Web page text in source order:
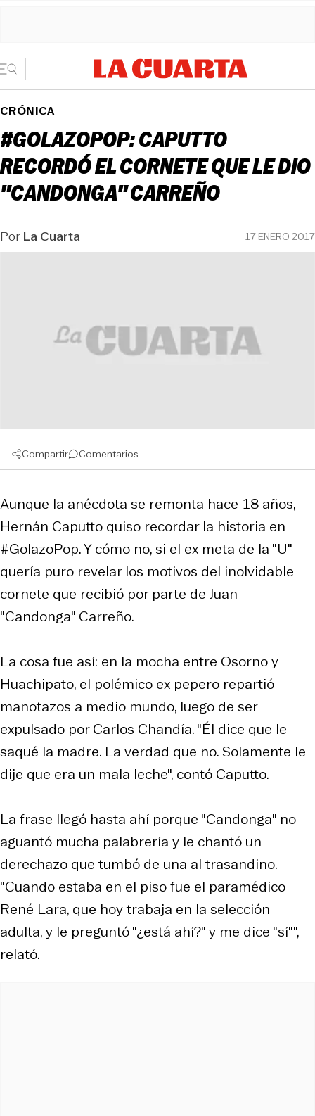
CRÓNICA
#GOLAZOPOP: CAPUTTO
RECORDÓ EL CORNETE QUE LE DIO
"CANDONGA" CARREÑO
PorLa Cuarta 17 ENERO 2017
Compartir Comentarios
Aunque la anécdota se remonta hace 18 años,
Hernán Caputto quiso recordar la historia en
#GolazoPop. Y cómo no, si el ex meta de la "U"
quería puro revelar los motivos del inolvidable
cornete que recibió por parte de Juan
"Candonga" Carreño.
La cosa fue así: en la mocha entre Osorno y
Huachipato, el polémico ex pepero repartió
manotazos a medio mundo, luego de ser
expulsado por Carlos Chandía. "Él dice que le
saqué la madre. La verdad que no. Solamente le
dije que era un mala leche", contó Caputto.
La frase llegó hasta ahí porque "Candonga" no
aguantó mucha palabrería y le chantó un
derechazo que tumbó de una al trasandino.
"Cuando estaba en el piso fue el paramédico
René Lara, que hoy trabaja en la selección
adulta, y le preguntó "¿está ahí?" y me dice "sí"",
relató.